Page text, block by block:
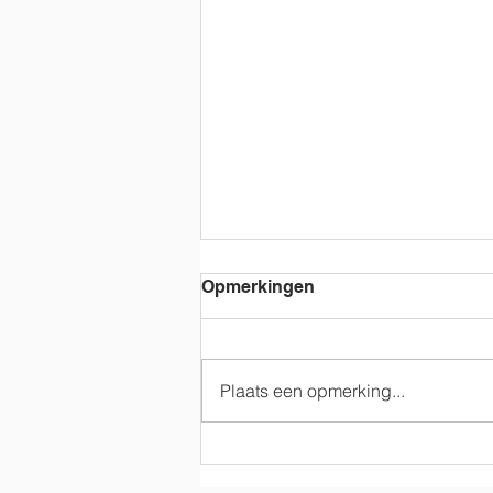
Opmerkingen
Plaats een opmerking...